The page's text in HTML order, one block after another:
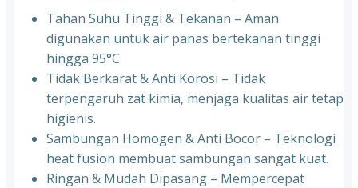
Tahan Suhu Tinggi & Tekanan – Aman
digunakan untuk air panas bertekanan tinggi
hingga 95°C.
⁠Tidak Berkarat & Anti Korosi – Tidak
terpengaruh zat kimia, menjaga kualitas air tetap
higienis.
⁠Sambungan Homogen & Anti Bocor – Teknologi
heat fusion membuat sambungan sangat kuat.
⁠Ringan & Mudah Dipasang – Mempercepat